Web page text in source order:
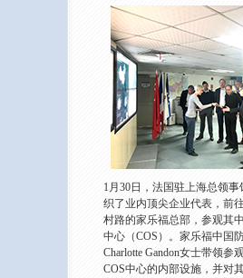
1月30日，法国驻上海总领事
织了业内顶尖企业代表，前
村路的家乐福总部，参观其
中心（COS）。家乐福中
Charlotte Gandon女士带领参
COS中心的内部设施，并对